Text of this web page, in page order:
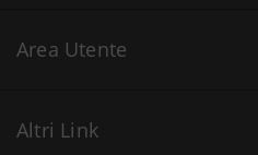
Area Utente
Altri Link